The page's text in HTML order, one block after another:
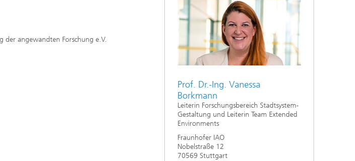
der angewandten Forschung e.V.
Prof. Dr.-Ing. Vanessa
Borkmann
Leiterin Forschungsbereich Stadtsystem-
Gestaltung und Leiterin Team Extended
Environments
Fraunhofer IAO
Nobelstraße 12
70569 Stuttgart